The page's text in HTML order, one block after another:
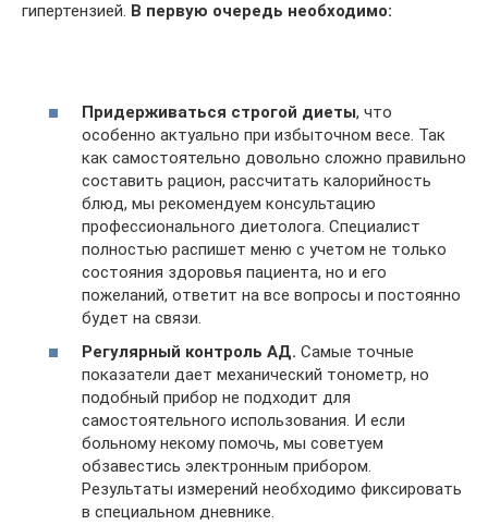
гипертензией. В первую очередь необходимо:
Придерживаться строгой диеты, что
особенно актуально при избыточном весе. Так
как самостоятельно довольно сложно правильно
составить рацион, рассчитать калорийность
блюд, мы рекомендуем консультацию
профессионального диетолога. Специалист
полностью распишет меню с учетом не только
состояния здоровья пациента, но и его
пожеланий, ответит на все вопросы и постоянно
будет на связи.
Регулярный контроль АД. Самые точные
показатели дает механический тонометр, но
подобный прибор не подходит для
самостоятельного использования. И если
больному некому помочь, мы советуем
обзавестись электронным прибором.
Результаты измерений необходимо фиксировать
в специальном дневнике.